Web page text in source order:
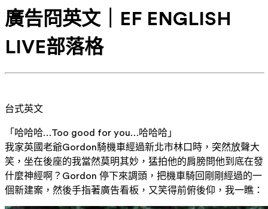
廣告冏英文｜EF ENGLISH
LIVE部落格
台式英文
「哈哈哈…Too good for you…哈哈哈」
我家英國老爺Gordon騎機車經過新北市林口時，突然放聲大
笑，坐在後座的我當然莫明其妙，猛拍他的肩膀問他到底在發
什麼神經啊？Gordon 停下來調頭，把機車騎回剛剛經過的一
個新建案，然後手指著廣告看板，又笑得前俯後仰，我一瞧：